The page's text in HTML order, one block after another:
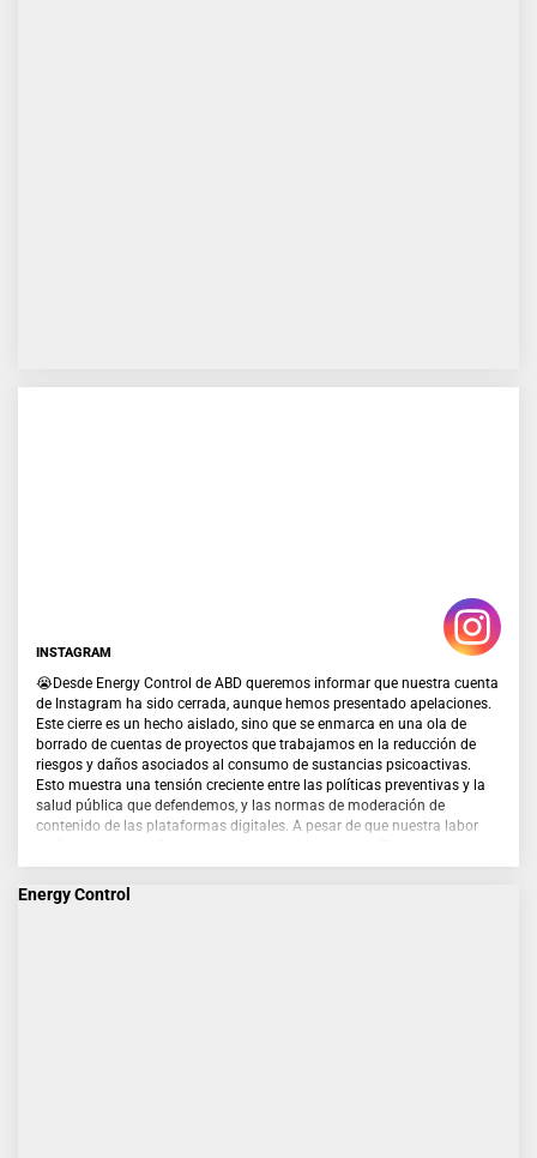
INSTAGRAM
😭Desde Energy Control de ABD queremos informar que nuestra cuenta
de Instagram ha sido cerrada, aunque hemos presentado apelaciones.
Este cierre es un hecho aislado, sino que se enmarca en una ola de
borrado de cuentas de proyectos que trabajamos en la reducción de
riesgos y daños asociados al consumo de sustancias psicoactivas.
Esto muestra una tensión creciente entre las políticas preventivas y la
salud pública que defendemos, y las normas de moderación de
contenido de las plataformas digitales. A pesar de que nuestra labor
reconocimiento de administraciones públicas, otros proyectos y la
comunidad internacional, los algoritmos y decisiones unilaterales de
estas plataformas están provocando censura en contenidos
Energy Control